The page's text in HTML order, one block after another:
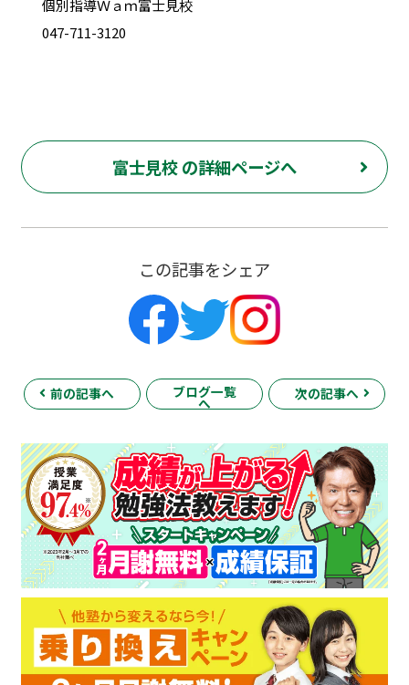
個別指導Ｗａｍ富士見校
047-711-3120
富士見校 の詳細ページへ
この記事をシェア
前の記事へ ブログ一覧
へ
次の記事へ